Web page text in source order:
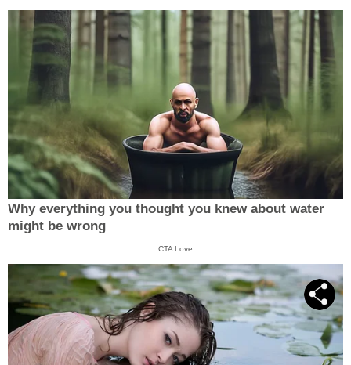
Why everything you thought you knew about water
might be wrong
CTA Love